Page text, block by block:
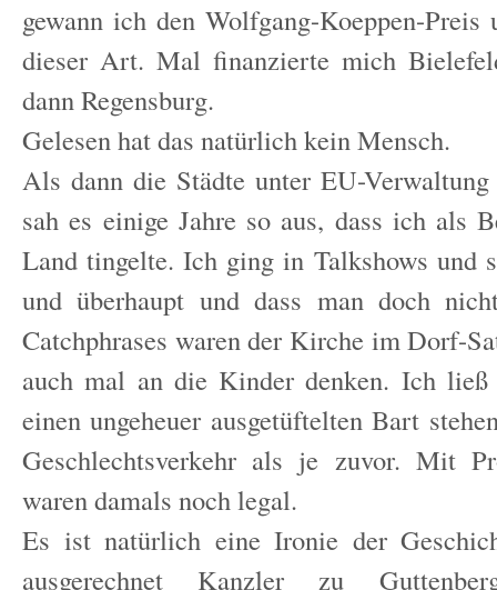
gewann ich den Wolfgang-Koeppen-Preis
dieser Art. Mal finanzierte mich
dann Regensburg.
Gelesen hat das natürlich kein Mensch.
Als dann die Städte unter EU-
sah es einige Jahre so aus, dass ich als
Land tingelte. Ich ging in Talkshows und
und überhaupt und dass man doch
Catchphrases waren der Kirche im Dorf-
auch mal an die Kinder denken. Ich
einen ungeheuer ausgetüftelten Bart
Geschlechtsverkehr als je zuvor. Mit
waren damals noch legal.
Es ist natürlich eine Ironie der
ausgerechnet Kanzler zu